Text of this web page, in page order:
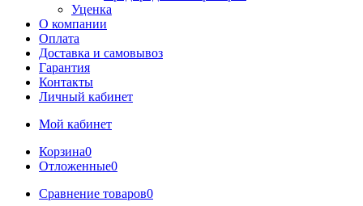
Уценка
О компании
Оплата
Доставка и самовывоз
Гарантия
Контакты
Личный кабинет
Мой кабинет
Корзина0
Отложенные0
Сравнение товаров0